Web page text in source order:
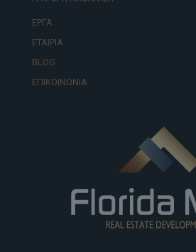
ΕΡΓΑ
ΕΤΑΙΡΙΑ
BLOG
ΕΠΙΚΟΙΝΩΝΙΑ